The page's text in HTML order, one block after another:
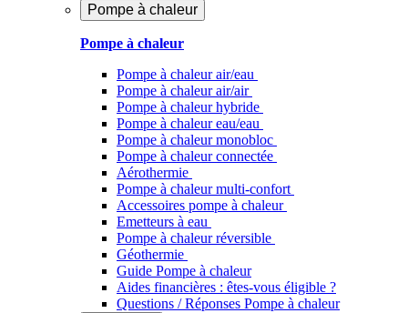
Pompe à chaleur
Pompe à chaleur
Pompe à chaleur air/eau
Pompe à chaleur air/air
Pompe à chaleur hybride
Pompe à chaleur​ eau/eau
Pompe à chaleur monobloc
Pompe à chaleur connectée
Aérothermie
Pompe à chaleur multi-confort
Accessoires pompe à chaleur
Emetteurs à eau
Pompe à chaleur réversible
Géothermie
Guide Pompe à chaleur
Aides financières : êtes-vous éligible ?
Questions / Réponses Pompe à chaleur